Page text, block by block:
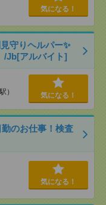
気になる！
守りヘルパー✨
/Jb[アルバイト]
） 気になる！
のお仕事！検査
気になる！